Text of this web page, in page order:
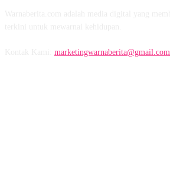
marketingwarnaberita@gmail.com